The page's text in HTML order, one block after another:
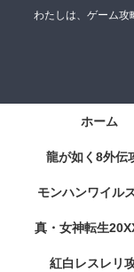
わたしは、ゲーム
ホーム
龍が如く8外伝
モンハンワイル
真・女神転生
紅白レスレリ